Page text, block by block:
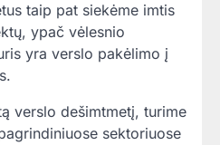
taip pat siekėme imtis
ypač vėlesnio
yra verslo pakėlimo į
verslo dešimtmetį, turime
sektoriuose